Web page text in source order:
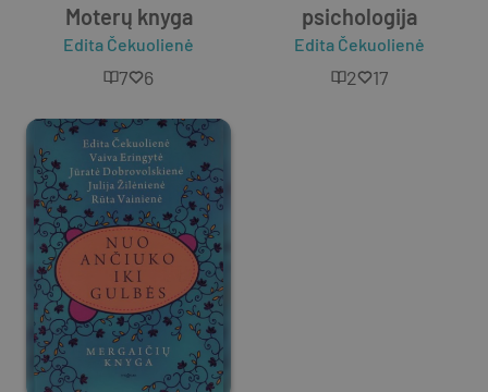
Moterų knyga
Edita Čekuolienė
7 6
psichologija
Edita Čekuolienė
2 17